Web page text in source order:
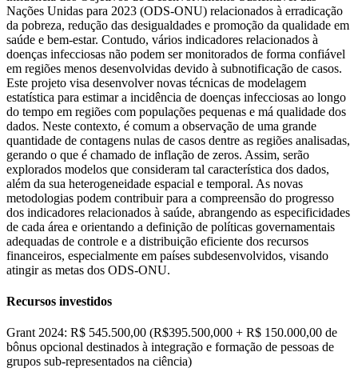
Nações Unidas para 2023 (ODS-ONU) relacionados à erradicação
da pobreza, redução das desigualdades e promoção da qualidade em
saúde e bem-estar. Contudo, vários indicadores relacionados à
doenças infecciosas não podem ser monitorados de forma confiável
em regiões menos desenvolvidas devido à subnotificação de casos.
Este projeto visa desenvolver novas técnicas de modelagem
estatística para estimar a incidência de doenças infecciosas ao longo
do tempo em regiões com populações pequenas e má qualidade dos
dados. Neste contexto, é comum a observação de uma grande
quantidade de contagens nulas de casos dentre as regiões analisadas,
gerando o que é chamado de inflação de zeros. Assim, serão
explorados modelos que consideram tal característica dos dados,
além da sua heterogeneidade espacial e temporal. As novas
metodologias podem contribuir para a compreensão do progresso
dos indicadores relacionados à saúde, abrangendo as especificidades
de cada área e orientando a definição de políticas governamentais
adequadas de controle e a distribuição eficiente dos recursos
financeiros, especialmente em países subdesenvolvidos, visando
atingir as metas dos ODS-ONU.
Recursos investidos
Grant 2024: R$ 545.500,00 (R$395.500,000 + R$ 150.000,00 de
bônus opcional destinados à integração e formação de pessoas de
grupos sub-representados na ciência)